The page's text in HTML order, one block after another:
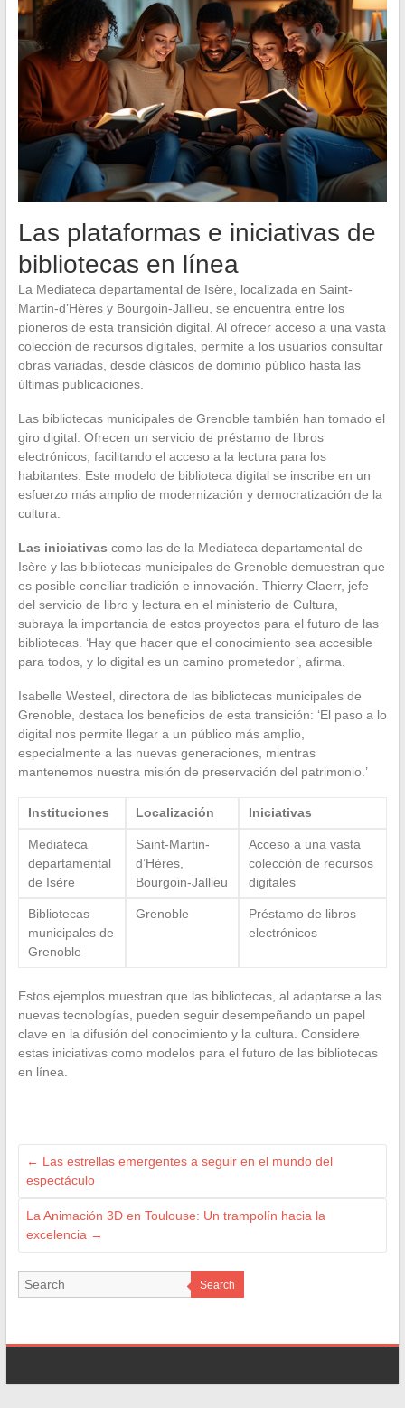
Las plataformas e iniciativas de
bibliotecas en línea
La Mediateca departamental de Isère, localizada en Saint-
Martin-d’Hères y Bourgoin-Jallieu, se encuentra entre los
pioneros de esta transición digital. Al ofrecer acceso a una vasta
colección de recursos digitales, permite a los usuarios consultar
obras variadas, desde clásicos de dominio público hasta las
últimas publicaciones.
Las bibliotecas municipales de Grenoble también han tomado el
giro digital. Ofrecen un servicio de préstamo de libros
electrónicos, facilitando el acceso a la lectura para los
habitantes. Este modelo de biblioteca digital se inscribe en un
esfuerzo más amplio de modernización y democratización de la
cultura.
Las iniciativas como las de la Mediateca departamental de
Isère y las bibliotecas municipales de Grenoble demuestran que
es posible conciliar tradición e innovación. Thierry Claerr, jefe
del servicio de libro y lectura en el ministerio de Cultura,
subraya la importancia de estos proyectos para el futuro de las
bibliotecas. ‘Hay que hacer que el conocimiento sea accesible
para todos, y lo digital es un camino prometedor’, afirma.
Isabelle Westeel, directora de las bibliotecas municipales de
Grenoble, destaca los beneficios de esta transición: ‘El paso a lo
digital nos permite llegar a un público más amplio,
especialmente a las nuevas generaciones, mientras
mantenemos nuestra misión de preservación del patrimonio.’
Instituciones Localización Iniciativas
Mediateca
departamental
de Isère
Saint-Martin-
d’Hères,
Bourgoin-Jallieu
Acceso a una vasta
colección de recursos
digitales
Bibliotecas
municipales de
Grenoble
Grenoble
Préstamo de libros
electrónicos
Estos ejemplos muestran que las bibliotecas, al adaptarse a las
nuevas tecnologías, pueden seguir desempeñando un papel
clave en la difusión del conocimiento y la cultura. Considere
estas iniciativas como modelos para el futuro de las bibliotecas
en línea.
← Las estrellas emergentes a seguir en el mundo del
espectáculo
La Animación 3D en Toulouse: Un trampolín hacia la
excelencia →
Search